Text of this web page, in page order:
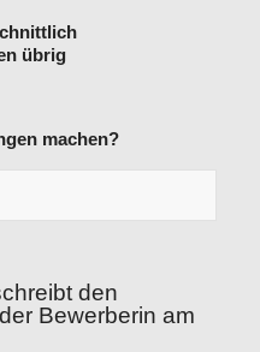
übrig
machen?
den
Bewerberin am